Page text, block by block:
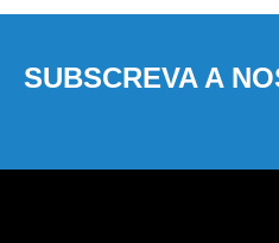
SUBSCREVA A